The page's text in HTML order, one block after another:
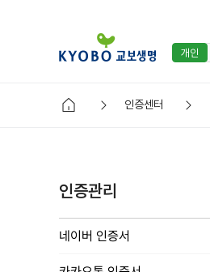
개인
인증관리
네이버 인증서
인증센터